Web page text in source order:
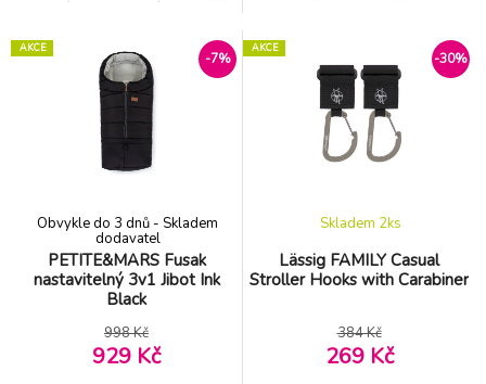
kola o rozměrech 13,97 cm
•Odpružení všech kol
umožňuje lepší komfort jízdy
jak pro rodiče, tak pro děti
•Polohovatelné opěradlo
nastavitelné páskem •Na
můžete do auta nainstalovat
pomocí isofixové báze, na
kterou autosedačku
jednoduše nakliknete.
Isofixovou bázi je třeba
zakoupit samostatně.
AKCE
-7%
PETITE&MARS Fusak
nastavitelný 3v1 Jibot Ink
Black
Obvykle do 3 dnů - Skladem
dodavatel
998 Kč
929 Kč
AKCE
-30%
Lässig FAMILY Casual
Stroller Hooks with Carabiner
Skladem 2ks
384 Kč
269 Kč